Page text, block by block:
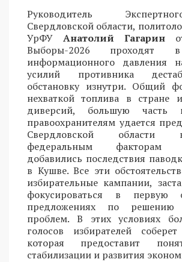
Руководитель
Свердловской области,
УрФУ Анатолий Гагарин
Выборы-2026 проходят
информационного давления
усилий противника
обстановку изнутри. Общий
нехваткой топлива в стране
диверсий, большую часть
правоохранителям удается
Свердловской
федеральным факторам
добавились последствия
в Кушве. Все эти
избирательные кампании,
фокусироваться в первую
предложениях по решению
проблем. В этих условиях
голосов избирателей
которая предоставит
стабилизации и развития